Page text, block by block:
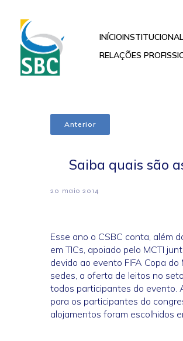
INÍCIOINSTITUCIONAL
RELAÇÕES
Anterior
Saiba quais são
20 maio 2014
Esse ano o CSBC conta, além
em TICs, apoiado pelo MCTI
devido ao evento FIFA Copa
sedes, a oferta de leitos no
todos participantes do evento.
para os participantes do
alojamentos foram escolhidos